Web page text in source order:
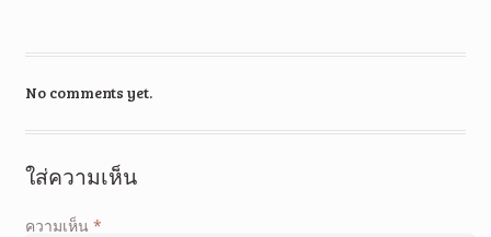
No comments yet.
ใส่ความเห็น
ความเห็น *